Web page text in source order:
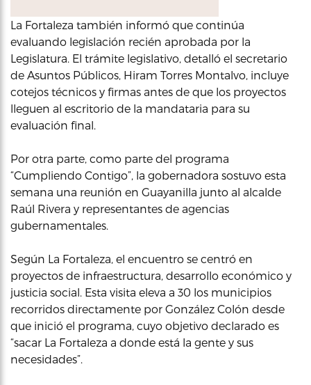
La Fortaleza también informó que continúa
evaluando legislación recién aprobada por la
Legislatura. El trámite legislativo, detalló el secretario
de Asuntos Públicos, Hiram Torres Montalvo, incluye
cotejos técnicos y firmas antes de que los proyectos
lleguen al escritorio de la mandataria para su
evaluación final.
Por otra parte, como parte del programa
“Cumpliendo Contigo”, la gobernadora sostuvo esta
semana una reunión en Guayanilla junto al alcalde
Raúl Rivera y representantes de agencias
gubernamentales.
Según La Fortaleza, el encuentro se centró en
proyectos de infraestructura, desarrollo económico y
justicia social. Esta visita eleva a 30 los municipios
recorridos directamente por González Colón desde
que inició el programa, cuyo objetivo declarado es
“sacar La Fortaleza a donde está la gente y sus
necesidades”.